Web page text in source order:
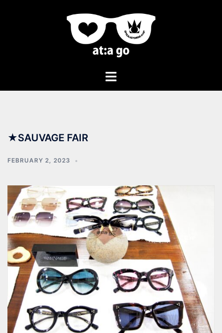
★SAUVAGE FAIR
FEBRUARY 2, 2023